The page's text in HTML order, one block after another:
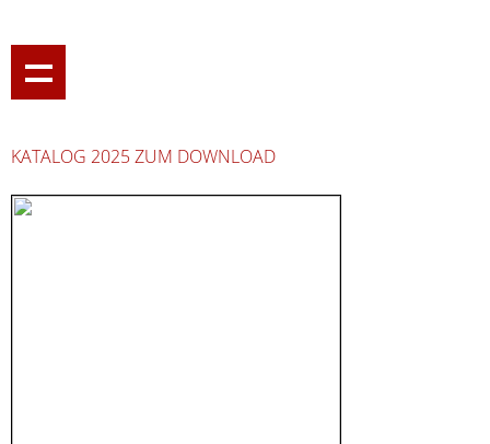
KATALOG 2025 ZUM DOWNLOAD